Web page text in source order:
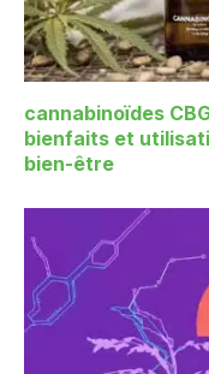
cannabinoïdes
bienfaits et
bien-être